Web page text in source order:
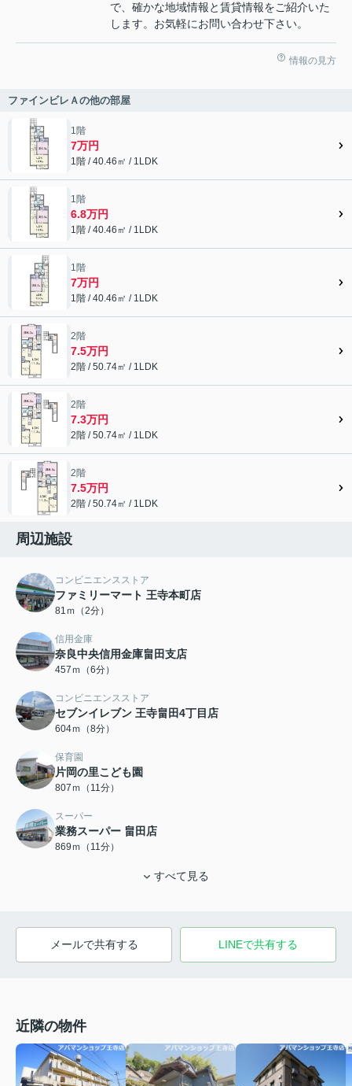
で、確かな地域情報と賃貸情報をご紹介いた
します。お気軽にお問い合わせ下さい。
情報の見方
ファインビレＡの他の部屋
1階
7万円
1階 / 40.46㎡ / 1LDK
1階
6.8万円
1階 / 40.46㎡ / 1LDK
1階
7万円
1階 / 40.46㎡ / 1LDK
2階
7.5万円
2階 / 50.74㎡ / 1LDK
2階
7.3万円
2階 / 50.74㎡ / 1LDK
2階
7.5万円
2階 / 50.74㎡ / 1LDK
周辺施設
コンビニエンスストア
ファミリーマート 王寺本町店
81ｍ（2分）
信用金庫
奈良中央信用金庫畠田支店
457ｍ（6分）
コンビニエンスストア
セブンイレブン 王寺畠田4丁目店
604ｍ（8分）
保育園
片岡の里こども園
807ｍ（11分）
スーパー
業務スーパー 畠田店
869ｍ（11分）
すべて見る
メールで共有する LINEで共有する
近隣の物件